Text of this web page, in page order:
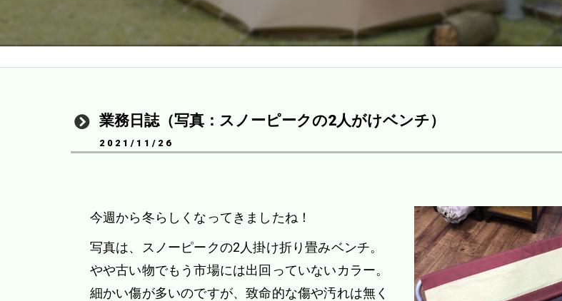
業務日誌（写真：スノーピークの2人がけベンチ）
2021/11/26
今週から冬らしくなってきましたね！
写真は、スノーピークの2人掛け折り畳みベンチ。
やや古い物でもう市場には出回っていないカラー。
細かい傷が多いのですが、致命的な傷や汚れは無く